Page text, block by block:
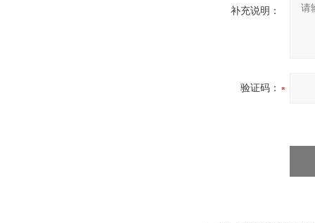
补充说明：
验证码：